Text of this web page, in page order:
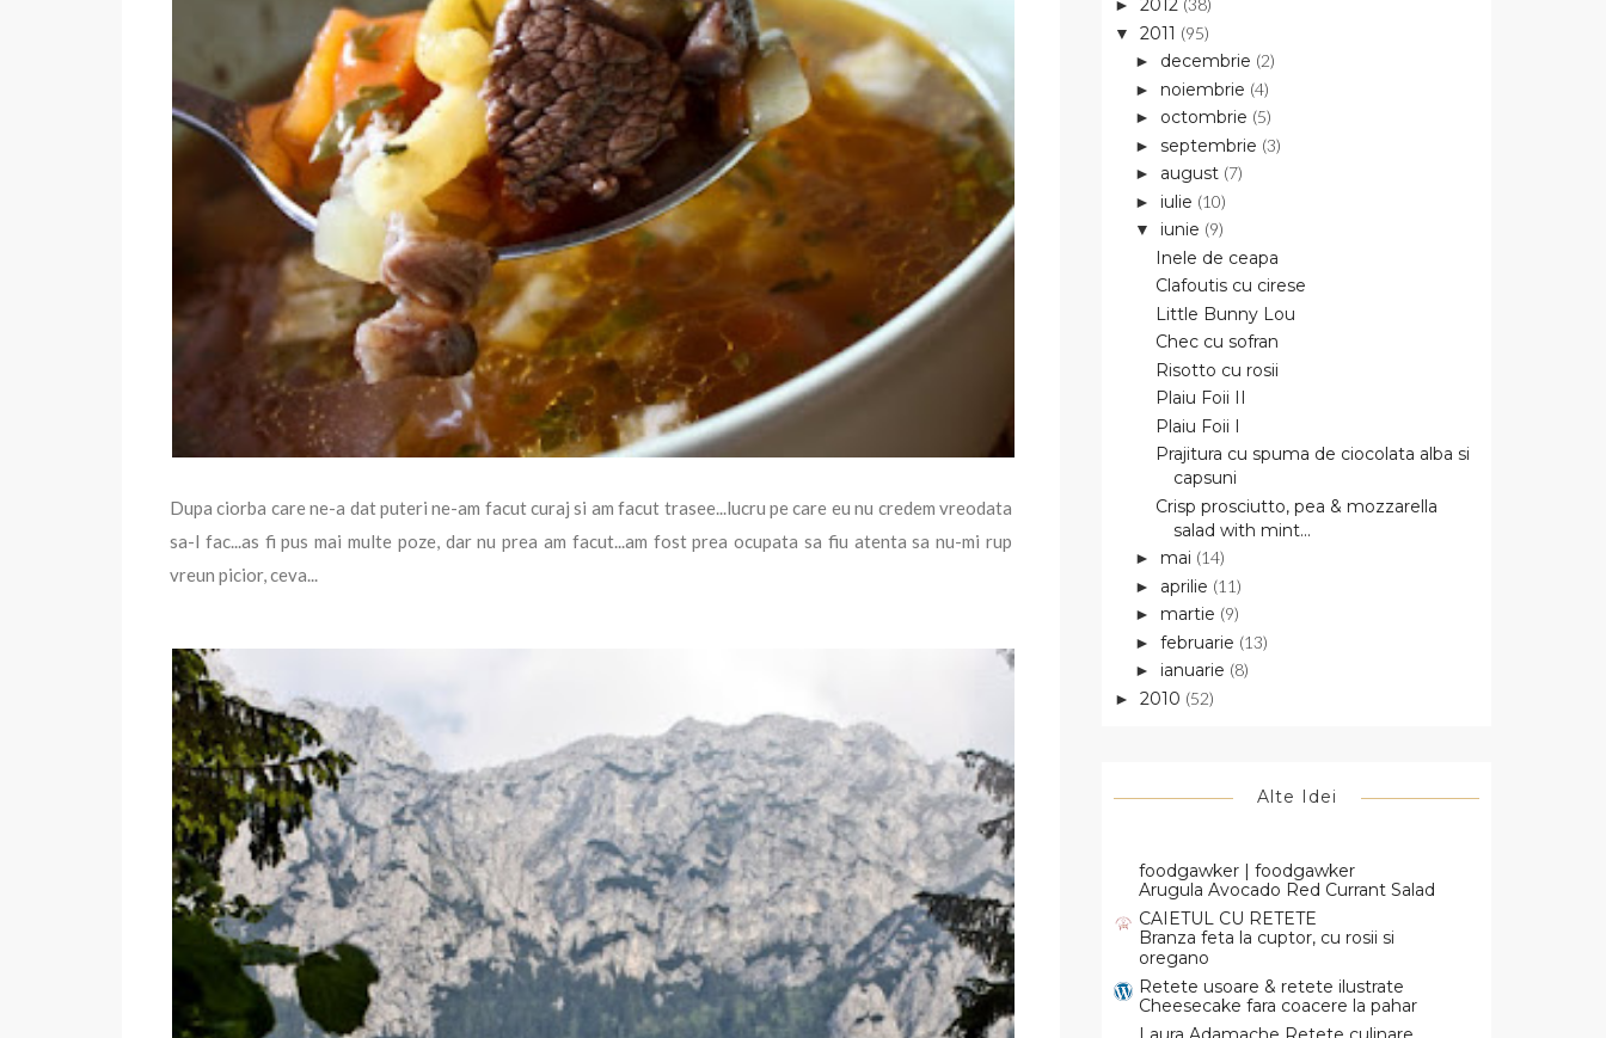
Dupa ciorba care ne-a dat puteri ne-am facut curaj si am facut trasee...lucru pe care eu nu credem vreodata
sa-l fac...as fi pus mai multe poze, dar nu prea am facut...am fost prea ocupata sa fiu atenta sa nu-mi rup
vreun picior, ceva...
► 2012 (38)
▼ 2011 (95)
► decembrie (2)
► noiembrie (4)
► octombrie (5)
► septembrie (3)
► august (7)
► iulie (10)
▼ iunie (9)
Inele de ceapa
Clafoutis cu cirese
Little Bunny Lou
Chec cu sofran
Risotto cu rosii
Plaiu Foii II
Plaiu Foii I
Prajitura cu spuma de ciocolata alba si
capsuni
Crisp prosciutto, pea & mozzarella
salad with mint...
► mai (14)
► aprilie (11)
► martie (9)
► februarie (13)
► ianuarie (8)
► 2010 (52)
Alte Idei
foodgawker | foodgawker
Arugula Avocado Red Currant Salad
CAIETUL CU RETETE
Branza feta la cuptor, cu rosii si
oregano
Retete usoare & retete ilustrate
Cheesecake fara coacere la pahar